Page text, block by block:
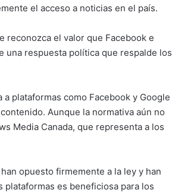
el acceso a noticias en el país.
reconozca el valor que Facebook e
una respuesta política que respalde los
plataformas como Facebook y Google
Aunque la normativa aún no
Media Canada, que representa a los
opuesto firmemente a la ley y han
es beneficiosa para los